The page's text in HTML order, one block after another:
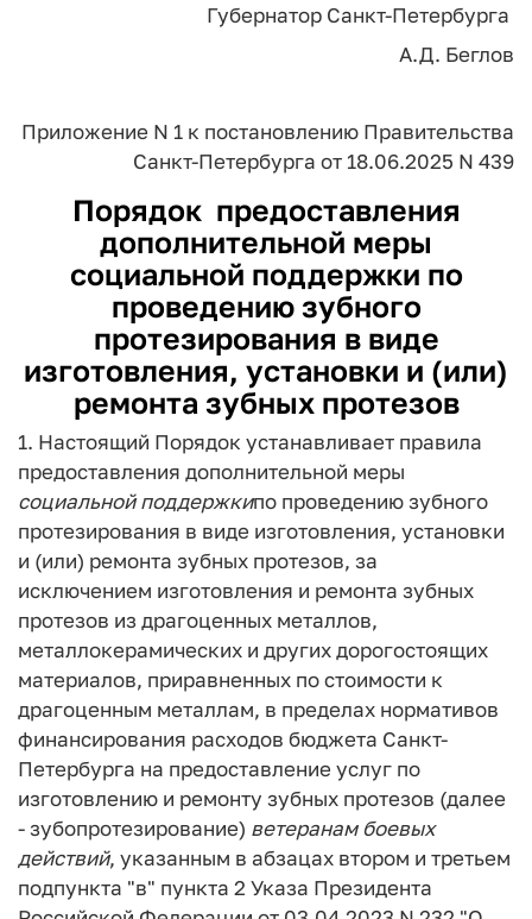
Губернатор Санкт-Петербурга
А.Д. Беглов
Приложение N 1 к постановлению Правительства
Санкт-Петербурга от 18.06.2025 N 439
Порядок предоставления
дополнительной меры
социальной поддержки по
проведению зубного
протезирования в виде
изготовления, установки и (или)
ремонта зубных протезов
1. Настоящий Порядок устанавливает правила
предоставления дополнительной меры
социальной поддержкипо проведению зубного
протезирования в виде изготовления, установки
и (или) ремонта зубных протезов, за
исключением изготовления и ремонта зубных
протезов из драгоценных металлов,
металлокерамических и других дорогостоящих
материалов, приравненных по стоимости к
драгоценным металлам, в пределах нормативов
финансирования расходов бюджета Санкт-
Петербурга на предоставление услуг по
изготовлению и ремонту зубных протезов (далее
- зубопротезирование) ветеранам боевых
действий, указанным в абзацах втором и третьем
подпункта "в" пункта 2 Указа Президента